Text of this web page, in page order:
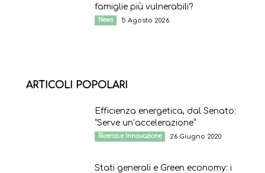
famiglie più vulnerabili?
News 5 Agosto 2026
ARTICOLI POPOLARI
Efficienza energetica, dal Senato:
“Serve un’accelerazione”
Ricerca e Innovazione 26 Giugno 2020
Stati generali e Green economy: i